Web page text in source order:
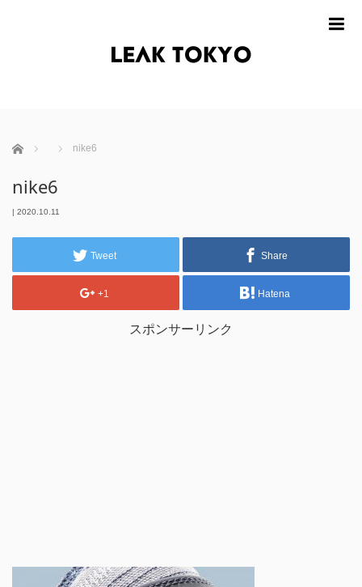
ホーム nike6
nike6
| 2020.10.11
Tweet Share
+1 Hatena
スポンサーリンク